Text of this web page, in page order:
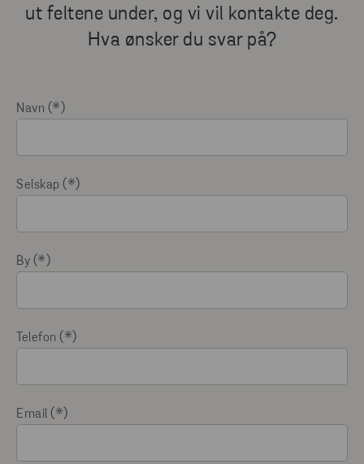
ut feltene under, og vi vil kontakte deg.
Hva ønsker du svar på?
Navn
Selskap
By
Telefon
Email